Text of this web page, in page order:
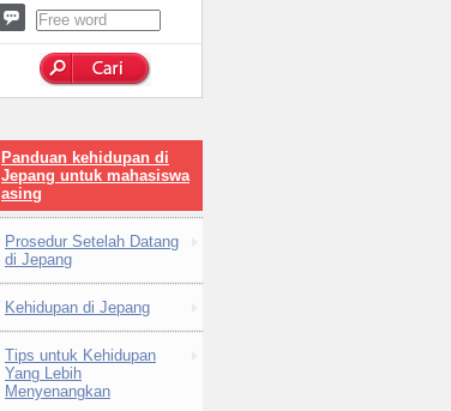
Panduan kehidupan di
Jepang untuk mahasiswa
asing
Prosedur Setelah Datang
di Jepang
Kehidupan di Jepang
Tips untuk Kehidupan
Yang Lebih
Menyenangkan